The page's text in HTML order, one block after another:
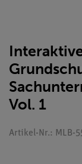
Vol. 1
Artikel-Nr.: MLB-